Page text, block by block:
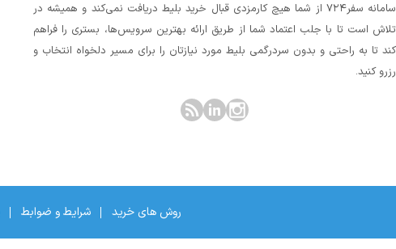
سامانه سفر۷۲۴ از شما هیچ کارمزدی قبال خرید بلیط دریافت نمی‌کند و همیشه در
تلاش است تا با جلب اعتماد شما از طریق ارائه بهترین سرویس‌ها، بستری را فراهم
کند تا به راحتی و بدون سردرگمی بلیط مورد نیازتان را برای مسیر دلخواه انتخاب و
رزرو کنید.
روش های خرید شرایط و ضوابط